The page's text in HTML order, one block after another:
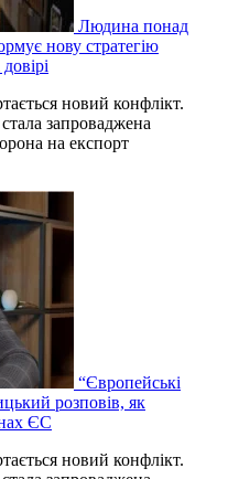
Людина понад
нову стратегію
новий конфлікт.
запроваджена
на експорт
“Європейські
розповів, як
ЄС
новий конфлікт.